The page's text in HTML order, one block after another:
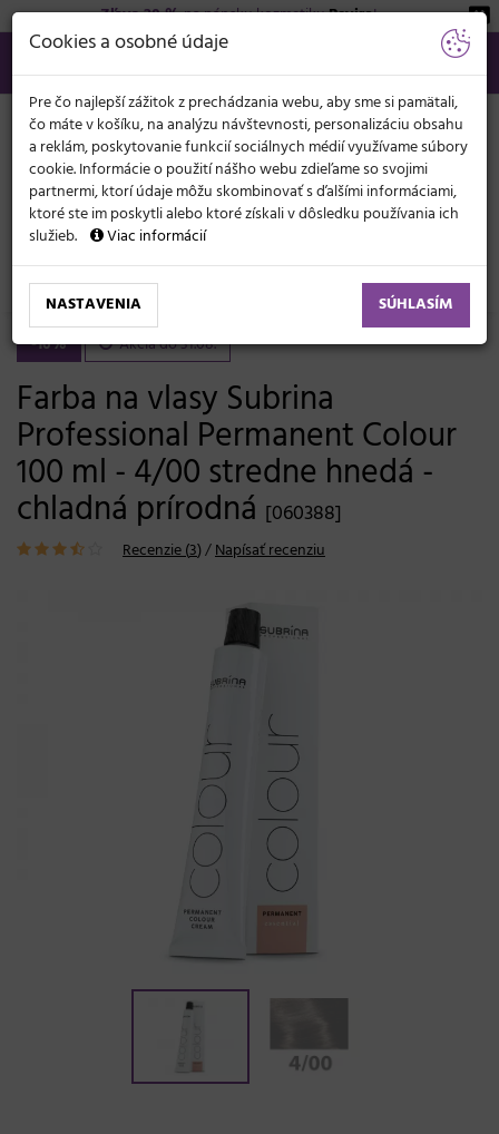
Zľava 20 %na pánsku kozmetikuBeviro!
02/21 201 099
info@svetkadernictva.sk
Po−pia: 8−17
Všetko o nákupe €
KATEGÓRIE
MENU
Vlasová kozmetika Farby, melíry, prelivy
Oxidačné farby
Subrina Permanent Colour 100 ml
-10% Akcia do 31.08.
Farba na vlasy Subrina
Professional Permanent Colour
100 ml - 4/00 stredne hnedá -
chladná prírodná [060388]
Recenzie (3)/Napísať recenziu
Cookies a osobné údaje
Pre čo najlepší zážitok z prechádzania webu, aby sme si pamätali,
čo máte v košíku, na analýzu návštevnosti, personalizáciu obsahu
a reklám, poskytovanie funkcií sociálnych médií využívame súbory
cookie. Informácie o použití nášho webu zdieľame so svojimi
partnermi, ktorí údaje môžu skombinovať s ďalšími informáciami,
ktoré ste im poskytli alebo ktoré získali v dôsledku používania ich
služieb.
Viac informácií
NASTAVENIA SÚHLASÍM